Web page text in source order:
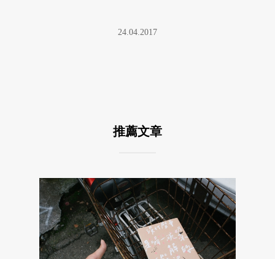
24.04.2017
推薦文章